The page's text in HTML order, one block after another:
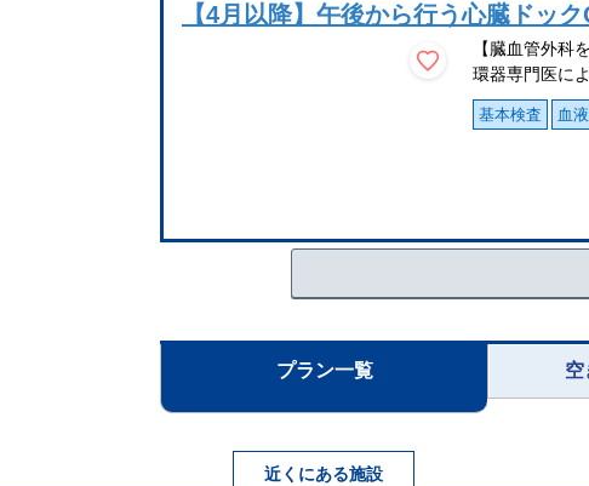
【4月以降】午後から行う心臓ドック
【臓血管外科
環器専門医に
基本検査 血
プラン一覧 空
近くにある施設